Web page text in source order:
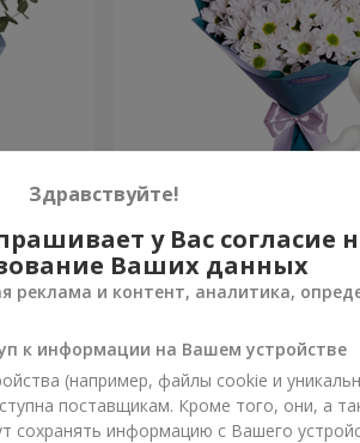
Композиция "Берегиня
1 443 грн
Здравствуйте!
у Вас согласие
Ваших данных
реклама и контент, аналитика,
к информации на Вашем устройстве
(например, файлы cookie и
поставщикам. Кроме того, они, а
сохранять информацию с Вашего